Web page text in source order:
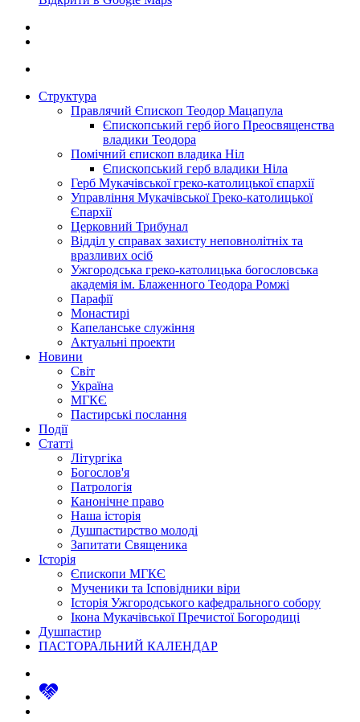
Структура
Правлячий Єпископ Теодор Мацапула
Єпископський герб його Преосвященства
владики Теодора
Помічний єпископ владика Ніл
Єпископський герб владики Ніла
Герб Мукачівської греко-католицької єпархії
Управління Мукачівської Греко-католицької
Єпархії
Церковний Трибунал
Відділ у справах захисту неповнолітніх та
вразливих осіб
Ужгородська греко-католицька богословська
академія ім. Блаженного Теодора Ромжі
Парафії
Монастирі
Капеланське служіння
Актуальні проекти
Новини
Світ
Україна
МГКЄ
Пастирські послання
Події
Статті
Літургіка
Богослов'я
Патрологія
Канонічне право
Наша історія
Душпастирство молоді
Запитати Священика
Історія
Єпископи МГКЄ
Мученики та Ісповідники віри
Історія Ужгородського кафедрального собору
Ікона Мукачівської Пречистої Богородиці
Душпастир
ПАСТОРАЛЬНИЙ КАЛЕНДАР